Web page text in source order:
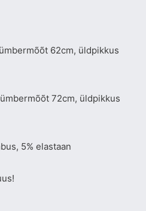
62cm, üldpikkus
72cm, üldpikkus
5% elastaan